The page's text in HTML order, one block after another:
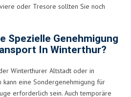
oder Tresore sollten Sie noch
Spezielle Genehmigung
In Winterthur?
Winterthurer Altstadt oder in
eine Sondergenehmigung für
erforderlich sein. Auch temporäre